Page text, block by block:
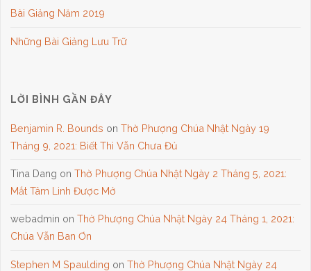
Bài Giảng Năm 2019
Những Bài Giảng Lưu Trữ
LỜI BÌNH GẦN ĐÂY
Benjamin R. Bounds onThờ Phượng Chúa Nhật Ngày 19
Tháng 9, 2021: Biết Thì Vẫn Chưa Đủ
Tina Dang onThờ Phượng Chúa Nhật Ngày 2 Tháng 5, 2021:
Mắt Tâm Linh Được Mở
webadmin onThờ Phượng Chúa Nhật Ngày 24 Tháng 1, 2021:
Chúa Vẫn Ban Ơn
Stephen M Spaulding onThờ Phượng Chúa Nhật Ngày 24